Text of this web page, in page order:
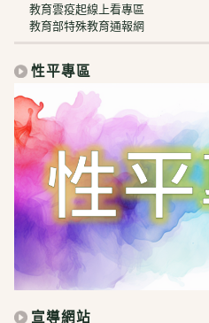
教育雲疫起線上看專區
教育部特殊教育通報網
性平專區
宣導網站